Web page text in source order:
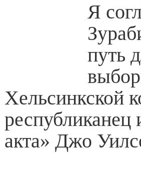
Я
путь
Хельсинкской
республиканец
акта» Джо